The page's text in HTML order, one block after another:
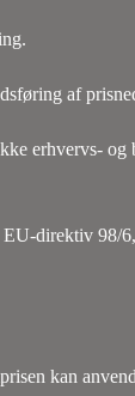
af
erhvervs- og
direktiv 98/
kan